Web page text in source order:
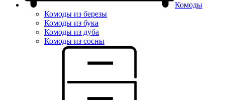
Комоды
Комоды из березы
Комоды из бука
Комоды из дуба
Комоды из сосны